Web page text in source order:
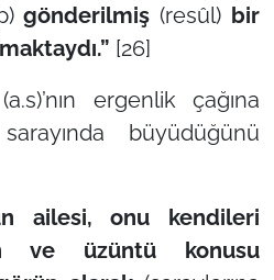
gönderilmiş (resûl) bir
[26]
ergenlik çağına
büyüdüğünü
ailesi, onu kendileri
ve üzüntü konusu